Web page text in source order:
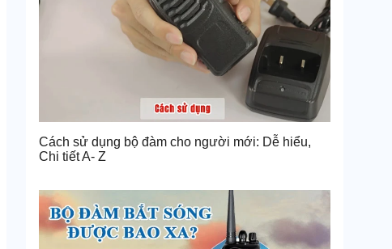
Cách sử dụng bộ đàm cho người mới: Dễ hiểu,
Chi tiết A- Z